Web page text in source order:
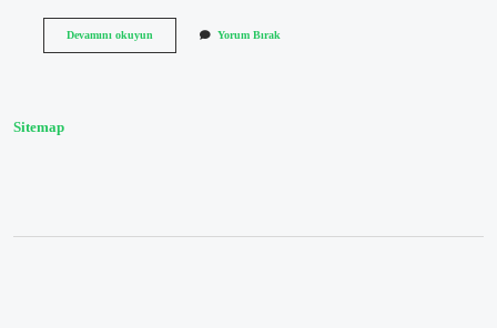
Devamını okuyunMasalcı
Yorum Bırak
Sitemap